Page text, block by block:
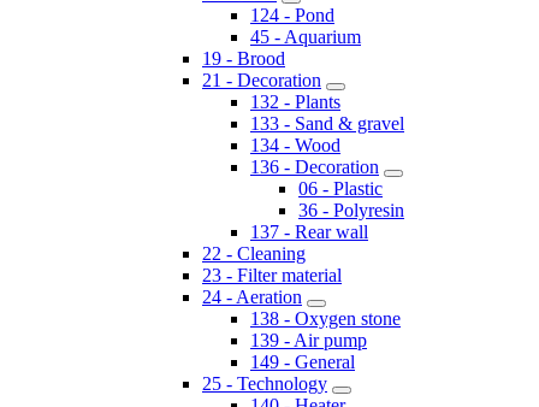
124 - Pond
45 - Aquarium
19 - Brood
21 - Decoration
132 - Plants
133 - Sand & gravel
134 - Wood
136 - Decoration
06 - Plastic
36 - Polyresin
137 - Rear wall
22 - Cleaning
23 - Filter material
24 - Aeration
138 - Oxygen stone
139 - Air pump
149 - General
25 - Technology